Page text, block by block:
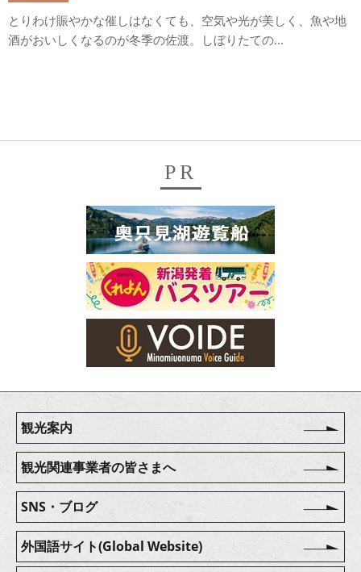
とりわけ賑やかな催しはなくても、空気や光が美しく、魚や地
酒がおいしくなるのが冬季の佐渡。しぼりたての...
PR
観光案内
観光関連事業者の皆さまへ
SNS・ブログ
外国語サイト(Global Website)